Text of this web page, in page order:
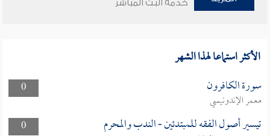
خدمة البث المباشر
الأكثر استماعا لهذا الشهر
0 سورة الكافرون
معمر الإندونيسي
0
تيسير أصول الفقه للمبتدئين - الندب والمحرم